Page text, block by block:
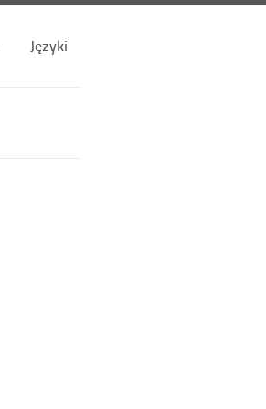
Języki